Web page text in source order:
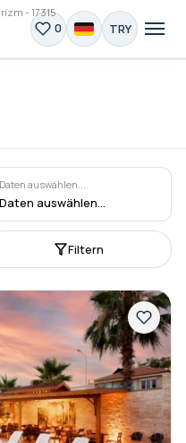
- 17315
0 TRY
Daten auswählen...
Daten auswählen...
Filtern